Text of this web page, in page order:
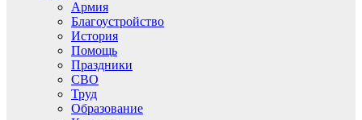
Армия
Благоустройство
История
Помощь
Праздники
СВО
Труд
Образование